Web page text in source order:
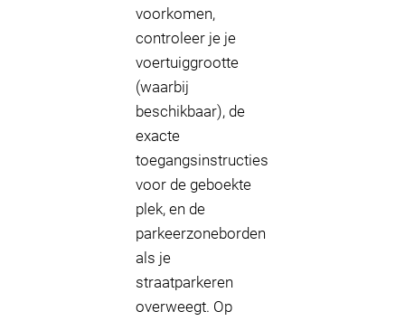
voorkomen,
controleer je je
voertuiggrootte
(waarbij
beschikbaar), de
exacte
toegangsinstructies
voor de geboekte
plek, en de
parkeerzoneborden
als je
straatparkeren
overweegt. Op